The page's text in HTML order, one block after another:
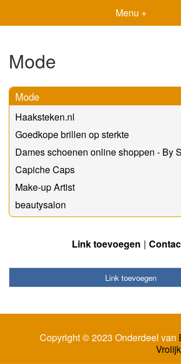
Menu +
Mode
Mode
Haaksteken.nl
Goedkope brillen op sterkte
Dames schoenen online shoppen - By
Capiche Caps
Make-up Artist
beautysalon
Link toevoegen
Link toevoegen
Copyright © 2023 Onderdeel van